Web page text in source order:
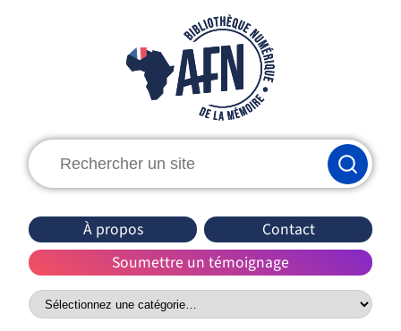
Rechercher
:
À propos
Contact
Soumettre un témoignage